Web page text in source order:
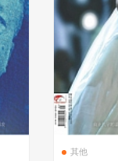
其他